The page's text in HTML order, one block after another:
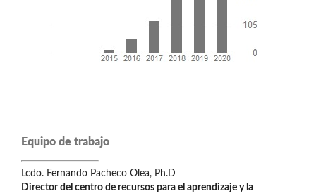
Equipo de trabajo
Lcdo. Fernando Pacheco Olea, Ph.D
Director del centro de recursos para el aprendizaje y la